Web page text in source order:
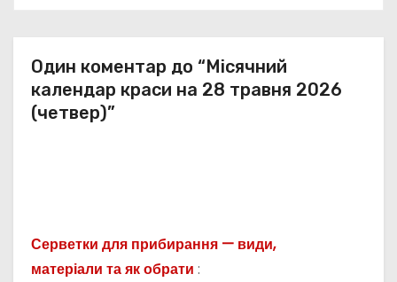
Один коментар до “Місячний
календар краси на 28 травня 2026
(четвер)”
Серветки для прибирання — види,
матеріали та як обрати :